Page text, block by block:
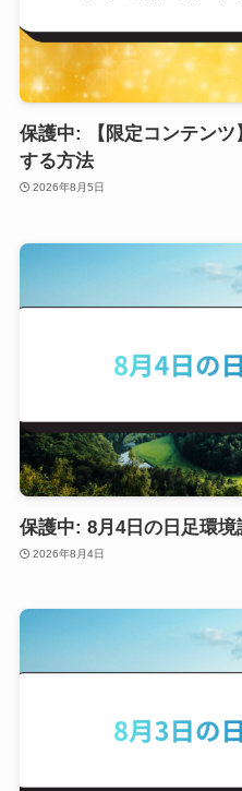
保護中: 【限定コンテン
する方法
2026年8月5日
保護中: 8月4日の日足環境
2026年8月4日